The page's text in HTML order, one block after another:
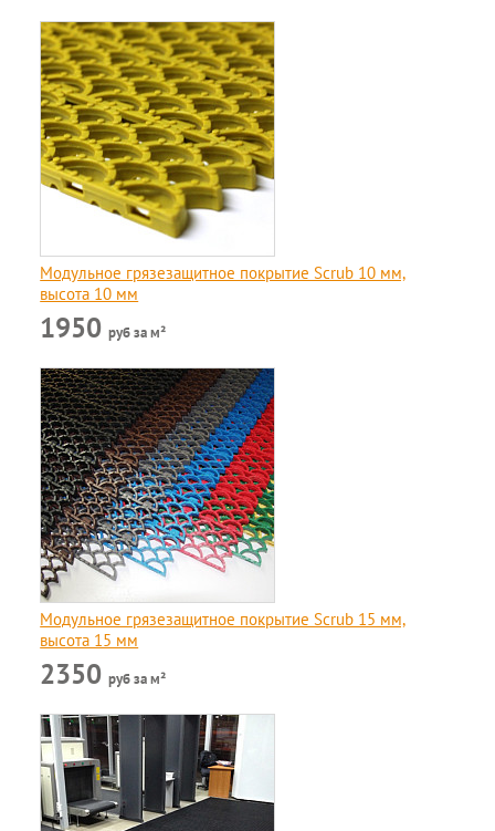
Модульное грязезащитное покрытие Scrub 10 мм,
высота 10 мм
1950руб за м²
Модульное грязезащитное покрытие Scrub 15 мм,
высота 15 мм
2350руб за м²